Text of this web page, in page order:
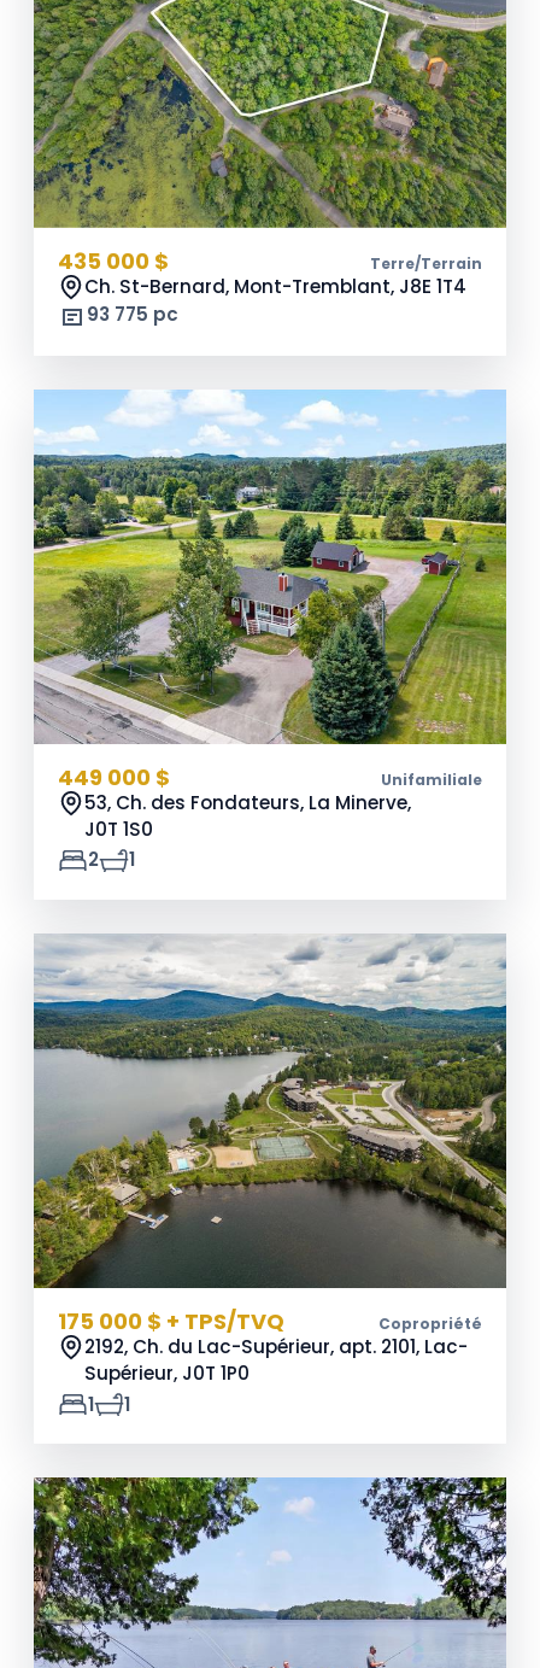
435 000 $ Terre/Terrain
Ch. St-Bernard, Mont-Tremblant, J8E 1T4
93 775 pc
449 000 $ Unifamiliale
53, Ch. des Fondateurs, La Minerve,
J0T 1S0
2
1
175 000 $ + TPS/TVQ Copropriété
2192, Ch. du Lac-Supérieur, apt. 2101, Lac-
Supérieur, J0T 1P0
1
1